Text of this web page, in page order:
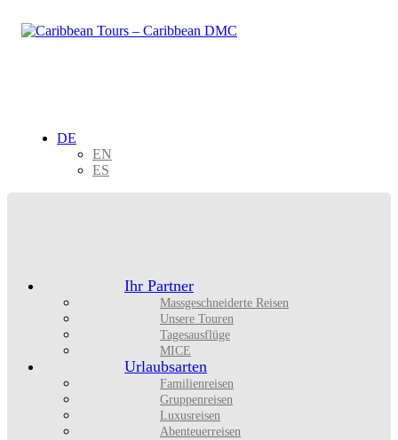
DE
EN
ES
Ihr Partner
Massgeschneiderte Reisen
Unsere Touren
Tagesausflüge
MICE
Urlaubsarten
Familienreisen
Gruppenreisen
Luxusreisen
Abenteuerreisen